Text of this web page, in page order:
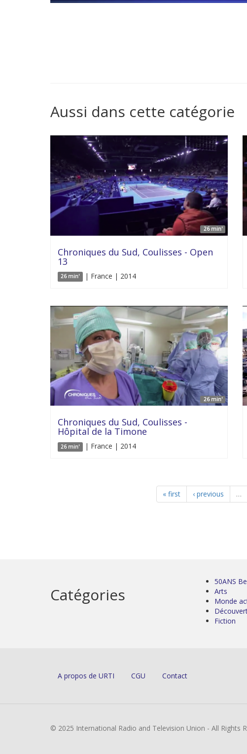
Aussi dans cette catégorie
26 min'
Chroniques du Sud, Coulisses - Open
13
26 min' | France | 2014
26 min'
Chroniques du Sud, Coulisses -
Hôpital de la Timone
26 min' | France | 2014
« first ‹ previous …
Catégories
50ANS
Arts
Monde
Fiction
A propos de URTI CGU Contact
© 2025 International Radio and Television Union - All Rights